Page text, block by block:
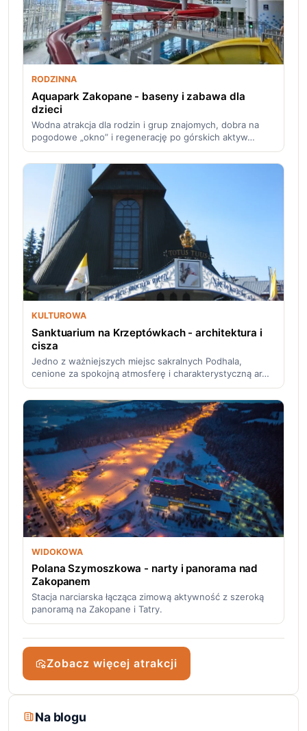
RODZINNA
Aquapark Zakopane - baseny i zabawa dla
dzieci
Wodna atrakcja dla rodzin i grup znajomych, dobra na
pogodowe „okno” i regenerację po górskich aktyw…
KULTUROWA
Sanktuarium na Krzeptówkach - architektura i
cisza
Jedno z ważniejszych miejsc sakralnych Podhala,
cenione za spokojną atmosferę i charakterystyczną ar…
WIDOKOWA
Polana Szymoszkowa - narty i panorama nad
Zakopanem
Stacja narciarska łącząca zimową aktywność z szeroką
panoramą na Zakopane i Tatry.
Zobacz więcej atrakcji
Na blogu